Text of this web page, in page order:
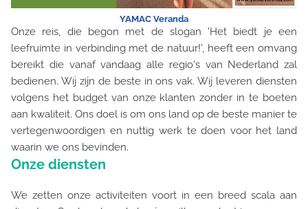
YAMAC Veranda
Onze reis, die begon met de slogan 'Het biedt je een
leefruimte in verbinding met de natuur!', heeft een omvang
bereikt die vanaf vandaag alle regio's van Nederland zal
bedienen. Wij zijn de beste in ons vak. Wij leveren diensten
volgens het budget van onze klanten zonder in te boeten
aan kwaliteit. Ons doel is om ons land op de beste manier te
vertegenwoordigen en nuttig werk te doen voor het land
waarin we ons bevinden.
Onze diensten
We zetten onze activiteiten voort in een breed scala aan